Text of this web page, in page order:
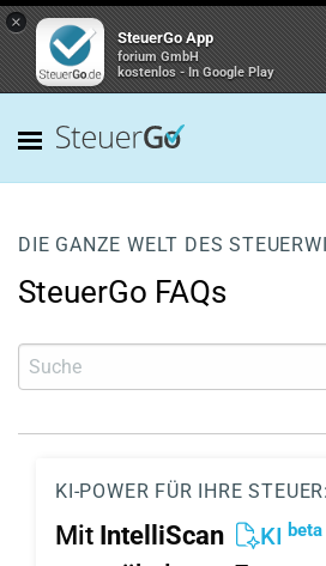
×
SteuerGo App
forium GmbH
kostenlos - In Google Play
DIE GANZE WELT DES
SteuerGo FAQs
KI-POWER FÜR IHRE STEUER:
Mit IntelliScan KI beta